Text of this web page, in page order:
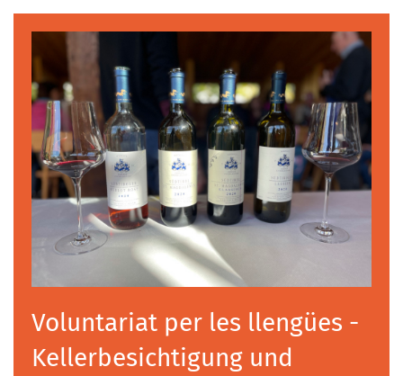
Voluntariat per les llengües -
Kellerbesichtigung und